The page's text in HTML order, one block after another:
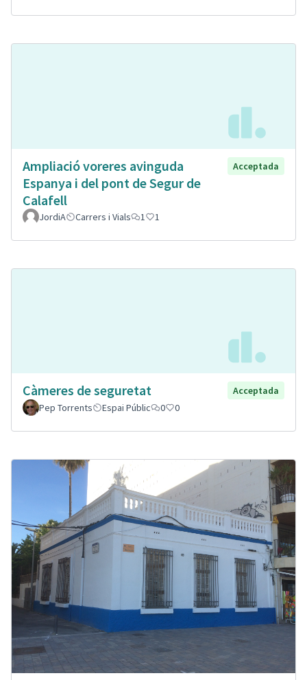
Ampliació voreres avinguda
Espanya i del pont de Segur de
Calafell
Acceptada
JordiA Carrers i Vials 1 1
Càmeres de seguretat
Acceptada
Pep Torrents
Espai Públic 0 0